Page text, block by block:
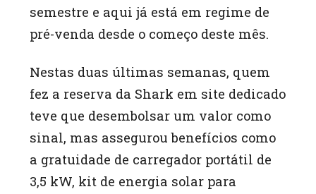
semestre e aqui já está em regime de
pré-venda desde o começo deste mês.
Nestas duas últimas semanas, quem
fez a reserva da Shark em site dedicado
teve que desembolsar um valor como
sinal, mas assegurou benefícios como
a gratuidade de carregador portátil de
3,5 kW, kit de energia solar para